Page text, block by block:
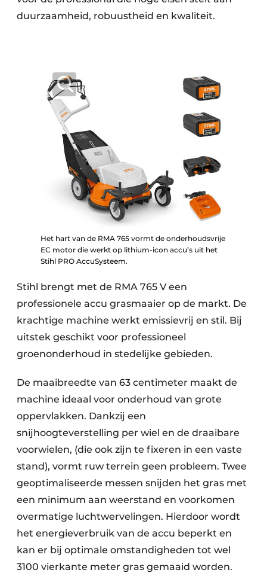
duurzaamheid, robuustheid en kwaliteit.
Het hart van de RMA 765 vormt de onderhoudsvrije
EC motor die werkt op lithium-icon accu’s uit het
Stihl PRO AccuSysteem.
Stihl brengt met de RMA 765 V een
professionele accu grasmaaier op de markt. De
krachtige machine werkt emissievrij en stil. Bij
uitstek geschikt voor professioneel
groenonderhoud in stedelijke gebieden.
De maaibreedte van 63 centimeter maakt de
machine ideaal voor onderhoud van grote
oppervlakken. Dankzij een
snijhoogteverstelling per wiel en de draaibare
voorwielen, (die ook zijn te fixeren in een vaste
stand), vormt ruw terrein geen probleem. Twee
geoptimaliseerde messen snijden het gras met
een minimum aan weerstand en voorkomen
overmatige luchtwervelingen. Hierdoor wordt
het energieverbruik van de accu beperkt en
kan er bij optimale omstandigheden tot wel
3100 vierkante meter gras gemaaid worden.